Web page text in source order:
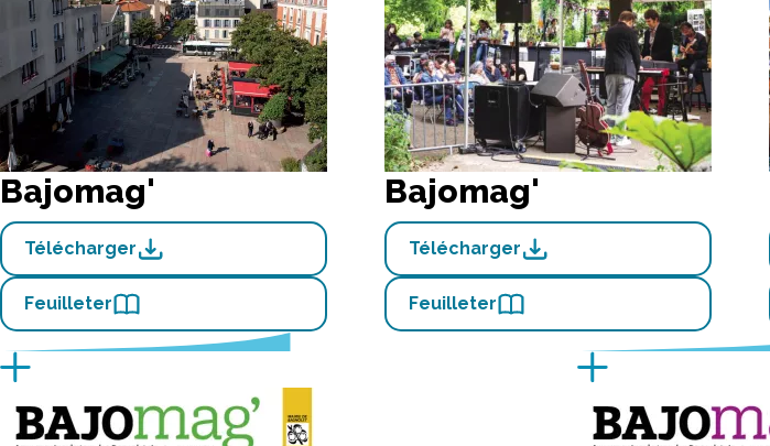
Bajomag'
Télécharger
Feuilleter
Bajomag'
Télécharger
Feuilleter